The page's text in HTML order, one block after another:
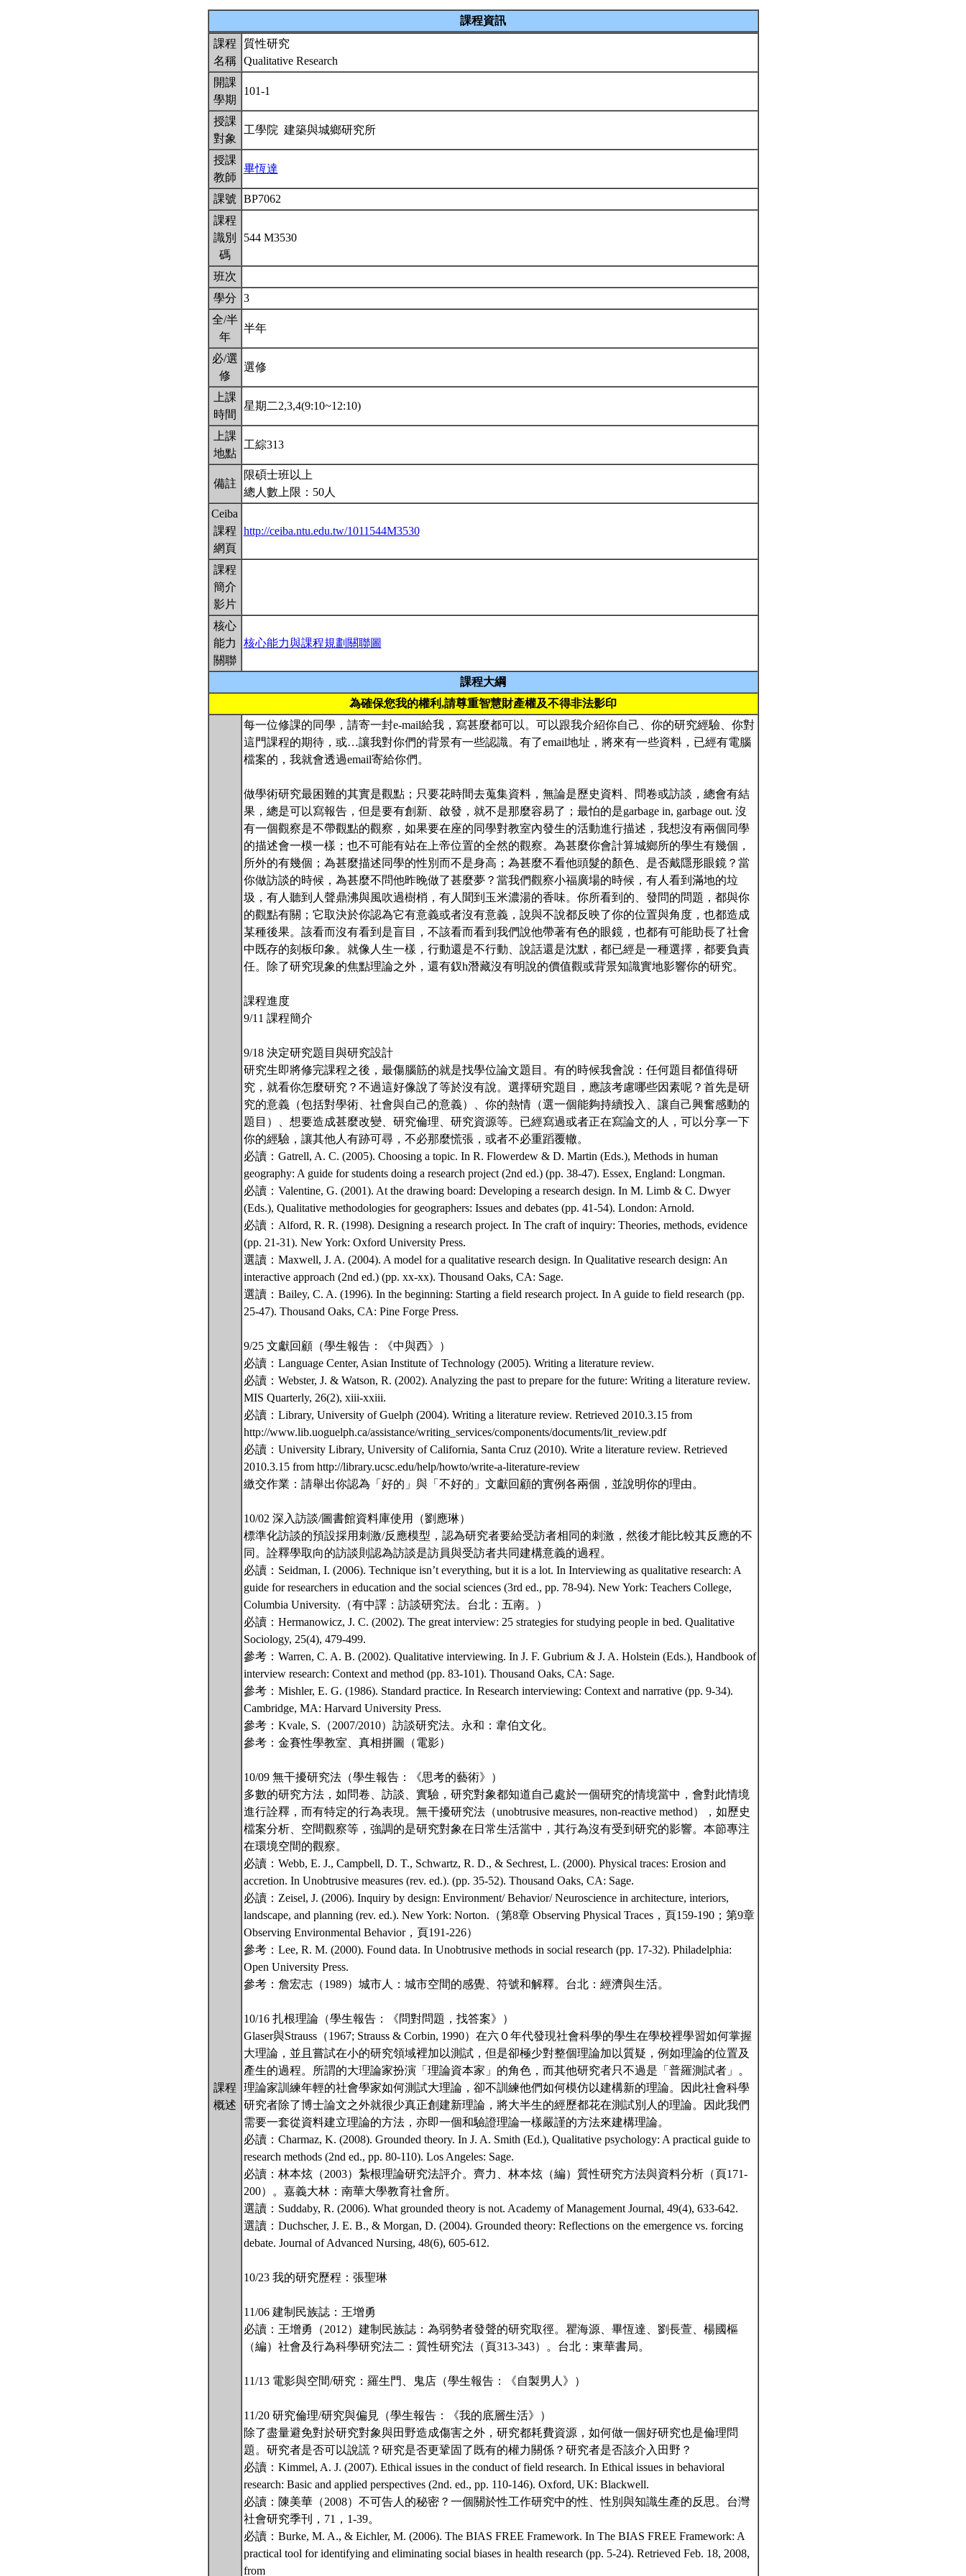
課程資訊
課程
名稱
質性研究
Qualitative Research
開課
學期
101-1
授課
對象
工學院 建築與城鄉研究所
授課
教師
畢恆達
課號
BP7062
課程
識別
碼
544 M3530
班次
學分
3
全/半
年
半年
必/選
修
選修
上課
時間
星期二2,3,4(9:10~12:10)
上課
地點
工綜313
備註
限碩士班以上
總人數上限：50人
Ceiba
課程
網頁
http://ceiba.ntu.edu.tw/1011544M3530
課程
簡介
影片
核心
能力
關聯
核心能力與課程規劃關聯圖
課程大綱
為確保您我的權利,請尊重智慧財產權及不得非法影印
課程
概述
每一位修課的同學，請寄一封e-mail給我，寫甚麼都可以。可以跟我介紹你自己、你的研究經驗、你對
這門課程的期待，或…讓我對你們的背景有一些認識。有了email地址，將來有一些資料，已經有電腦
檔案的，我就會透過email寄給你們。
做學術研究最困難的其實是觀點；只要花時間去蒐集資料，無論是歷史資料、問卷或訪談，總會有結
果，總是可以寫報告，但是要有創新、啟發，就不是那麼容易了；最怕的是garbage in, garbage out. 沒
有一個觀察是不帶觀點的觀察，如果要在座的同學對教室內發生的活動進行描述，我想沒有兩個同學
的描述會一模一樣；也不可能有站在上帝位置的全然的觀察。為甚麼你會計算城鄉所的學生有幾個，
所外的有幾個；為甚麼描述同學的性別而不是身高；為甚麼不看他頭髮的顏色、是否戴隱形眼鏡？當
你做訪談的時候，為甚麼不問他昨晚做了甚麼夢？當我們觀察小福廣場的時候，有人看到滿地的垃
圾，有人聽到人聲鼎沸與風吹過樹梢，有人聞到玉米濃湯的香味。你所看到的、發問的問題，都與你
的觀點有關；它取決於你認為它有意義或者沒有意義，說與不說都反映了你的位置與角度，也都造成
某種後果。該看而沒有看到是盲目，不該看而看到我們說他帶著有色的眼鏡，也都有可能助長了社會
中既存的刻板印象。就像人生一樣，行動還是不行動、說話還是沈默，都已經是一種選擇，都要負責
任。除了研究現象的焦點理論之外，還有釵h潛藏沒有明說的價值觀或背景知識實地影響你的研究。
課程進度
9/11 課程簡介
9/18 決定研究題目與研究設計
研究生即將修完課程之後，最傷腦筋的就是找學位論文題目。有的時候我會說：任何題目都值得研
究，就看你怎麼研究？不過這好像說了等於沒有說。選擇研究題目，應該考慮哪些因素呢？首先是研
究的意義（包括對學術、社會與自己的意義）、你的熱情（選一個能夠持續投入、讓自己興奮感動的
題目）、想要造成甚麼改變、研究倫理、研究資源等。已經寫過或者正在寫論文的人，可以分享一下
你的經驗，讓其他人有跡可尋，不必那麼慌張，或者不必重蹈覆轍。
必讀：Gatrell, A. C. (2005). Choosing a topic. In R. Flowerdew & D. Martin (Eds.), Methods in human
geography: A guide for students doing a research project (2nd ed.) (pp. 38-47). Essex, England: Longman.
必讀：Valentine, G. (2001). At the drawing board: Developing a research design. In M. Limb & C. Dwyer
(Eds.), Qualitative methodologies for geographers: Issues and debates (pp. 41-54). London: Arnold.
必讀：Alford, R. R. (1998). Designing a research project. In The craft of inquiry: Theories, methods, evidence
(pp. 21-31). New York: Oxford University Press.
選讀：Maxwell, J. A. (2004). A model for a qualitative research design. In Qualitative research design: An
interactive approach (2nd ed.) (pp. xx-xx). Thousand Oaks, CA: Sage.
選讀：Bailey, C. A. (1996). In the beginning: Starting a field research project. In A guide to field research (pp.
25-47). Thousand Oaks, CA: Pine Forge Press.
9/25 文獻回顧（學生報告：《中與西》）
必讀：Language Center, Asian Institute of Technology (2005). Writing a literature review.
必讀：Webster, J. & Watson, R. (2002). Analyzing the past to prepare for the future: Writing a literature review.
MIS Quarterly, 26(2), xiii-xxiii.
必讀：Library, University of Guelph (2004). Writing a literature review. Retrieved 2010.3.15 from
http://www.lib.uoguelph.ca/assistance/writing_services/components/documents/lit_review.pdf
必讀：University Library, University of California, Santa Cruz (2010). Write a literature review. Retrieved
2010.3.15 from http://library.ucsc.edu/help/howto/write-a-literature-review
繳交作業：請舉出你認為「好的」與「不好的」文獻回顧的實例各兩個，並說明你的理由。
10/02 深入訪談/圖書館資料庫使用（劉應琳）
標準化訪談的預設採用刺激/反應模型，認為研究者要給受訪者相同的刺激，然後才能比較其反應的不
同。詮釋學取向的訪談則認為訪談是訪員與受訪者共同建構意義的過程。
必讀：Seidman, I. (2006). Technique isn’t everything, but it is a lot. In Interviewing as qualitative research: A
guide for researchers in education and the social sciences (3rd ed., pp. 78-94). New York: Teachers College,
Columbia University.（有中譯：訪談研究法。台北：五南。）
必讀：Hermanowicz, J. C. (2002). The great interview: 25 strategies for studying people in bed. Qualitative
Sociology, 25(4), 479-499.
參考：Warren, C. A. B. (2002). Qualitative interviewing. In J. F. Gubrium & J. A. Holstein (Eds.), Handbook of
interview research: Context and method (pp. 83-101). Thousand Oaks, CA: Sage.
參考：Mishler, E. G. (1986). Standard practice. In Research interviewing: Context and narrative (pp. 9-34).
Cambridge, MA: Harvard University Press.
參考：Kvale, S.（2007/2010）訪談研究法。永和：韋伯文化。
參考：金賽性學教室、真相拼圖（電影）
10/09 無干擾研究法（學生報告：《思考的藝術》）
多數的研究方法，如問卷、訪談、實驗，研究對象都知道自己處於一個研究的情境當中，會對此情境
進行詮釋，而有特定的行為表現。無干擾研究法（unobtrusive measures, non-reactive method），如歷史
檔案分析、空間觀察等，強調的是研究對象在日常生活當中，其行為沒有受到研究的影響。本節專注
在環境空間的觀察。
必讀：Webb, E. J., Campbell, D. T., Schwartz, R. D., & Sechrest, L. (2000). Physical traces: Erosion and
accretion. In Unobtrusive measures (rev. ed.). (pp. 35-52). Thousand Oaks, CA: Sage.
必讀：Zeisel, J. (2006). Inquiry by design: Environment/ Behavior/ Neuroscience in architecture, interiors,
landscape, and planning (rev. ed.). New York: Norton.（第8章 Observing Physical Traces，頁159-190；第9章
Observing Environmental Behavior，頁191-226）
參考：Lee, R. M. (2000). Found data. In Unobtrusive methods in social research (pp. 17-32). Philadelphia:
Open University Press.
參考：詹宏志（1989）城市人：城市空間的感覺、符號和解釋。台北：經濟與生活。
10/16 扎根理論（學生報告：《問對問題，找答案》）
Glaser與Strauss（1967; Strauss & Corbin, 1990）在六０年代發現社會科學的學生在學校裡學習如何掌握
大理論，並且嘗試在小的研究領域裡加以測試，但是卻極少對整個理論加以質疑，例如理論的位置及
產生的過程。所謂的大理論家扮演「理論資本家」的角色，而其他研究者只不過是「普羅測試者」。
理論家訓練年輕的社會學家如何測試大理論，卻不訓練他們如何模仿以建構新的理論。因此社會科學
研究者除了博士論文之外就很少真正創建新理論，將大半生的經歷都花在測試別人的理論。因此我們
需要一套從資料建立理論的方法，亦即一個和驗證理論一樣嚴謹的方法來建構理論。
必讀：Charmaz, K. (2008). Grounded theory. In J. A. Smith (Ed.), Qualitative psychology: A practical guide to
research methods (2nd ed., pp. 80-110). Los Angeles: Sage.
必讀：林本炫（2003）紮根理論研究法評介。齊力、林本炫（編）質性研究方法與資料分析（頁171-
200）。嘉義大林：南華大學教育社會所。
選讀：Suddaby, R. (2006). What grounded theory is not. Academy of Management Journal, 49(4), 633-642.
選讀：Duchscher, J. E. B., & Morgan, D. (2004). Grounded theory: Reflections on the emergence vs. forcing
debate. Journal of Advanced Nursing, 48(6), 605-612.
10/23 我的研究歷程：張聖琳
11/06 建制民族誌：王增勇
必讀：王增勇（2012）建制民族誌：為弱勢者發聲的研究取徑。瞿海源、畢恆達、劉長萱、楊國樞
（編）社會及行為科學研究法二：質性研究法（頁313-343）。台北：東華書局。
11/13 電影與空間/研究：羅生門、鬼店（學生報告：《自製男人》）
11/20 研究倫理/研究與偏見（學生報告：《我的底層生活》）
除了盡量避免對於研究對象與田野造成傷害之外，研究都耗費資源，如何做一個好研究也是倫理問
題。研究者是否可以說謊？研究是否更鞏固了既有的權力關係？研究者是否該介入田野？
必讀：Kimmel, A. J. (2007). Ethical issues in the conduct of field research. In Ethical issues in behavioral
research: Basic and applied perspectives (2nd. ed., pp. 110-146). Oxford, UK: Blackwell.
必讀：陳美華（2008）不可告人的秘密？一個關於性工作研究中的性、性別與知識生產的反思。台灣
社會研究季刊，71，1-39。
必讀：Burke, M. A., & Eichler, M. (2006). The BIAS FREE Framework. In The BIAS FREE Framework: A
practical tool for identifying and eliminating social biases in health research (pp. 5-24). Retrieved Feb. 18, 2008,
from